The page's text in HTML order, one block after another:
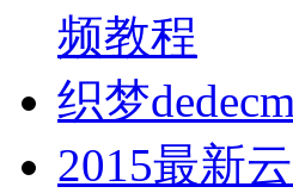
频教程
织梦
2015最新